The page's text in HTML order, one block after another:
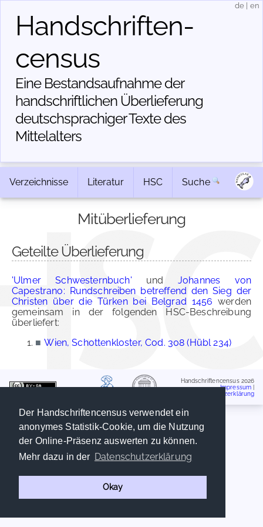
Der Handschriftencensus verwendet ein
anonymes Statistik-Cookie, um die Nutzung
der Online-Präsenz auswerten zu können.
Mehr dazu in der Datenschutzerklärung
Okay
Handschriften­
census
Eine Bestandsaufnahme der
handschriftlichen Über­lieferung
deutschsprachiger Texte des
Mittelalters
de en
Verzeichnisse Literatur HSC Suche
Mitüberlieferung
Geteilte Überlieferung
'Ulmer Schwesternbuch' und Johannes von
Capestrano: Rundschreiben betreffend den Sieg der
Christen über die Türken bei Belgrad 1456 werden
gemeinsam in der folgenden HSC-Beschreibung
überliefert:
■ Wien, Schottenkloster, Cod. 308 (Hübl 234)
Handschriftencensus 2026
Impressum
Datenschutzerklärung